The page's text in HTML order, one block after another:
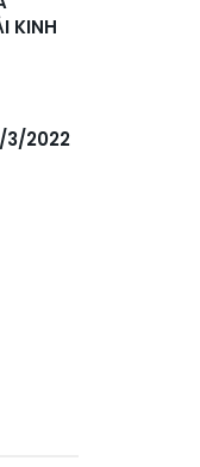
KINH
3/2022